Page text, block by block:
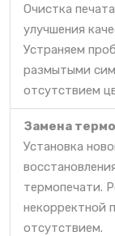
Очистка
улучшения
Устраняем
размытыми
отсутствием
Замена
Установка
термопечати.
некорректной
отсутствием.